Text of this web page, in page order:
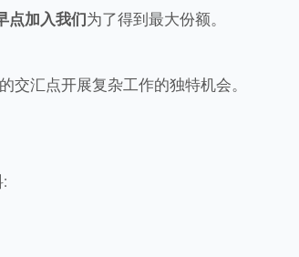
点加入我们为了得到最大份额。
交汇点开展复杂工作的独特机会。